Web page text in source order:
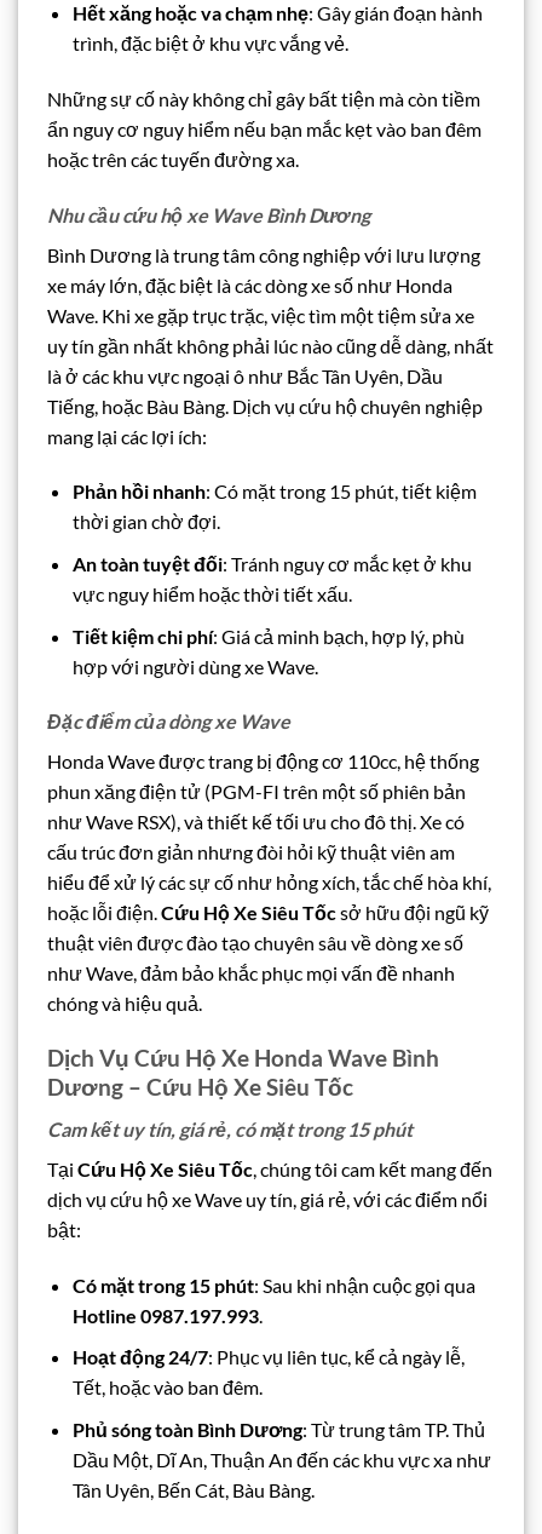
Hết xăng hoặc va chạm nhẹ: Gây gián đoạn hành
trình, đặc biệt ở khu vực vắng vẻ.
Những sự cố này không chỉ gây bất tiện mà còn tiềm
ẩn nguy cơ nguy hiểm nếu bạn mắc kẹt vào ban đêm
hoặc trên các tuyến đường xa.
Nhu cầu cứu hộ xe Wave Bình Dương
Bình Dương là trung tâm công nghiệp với lưu lượng
xe máy lớn, đặc biệt là các dòng xe số như Honda
Wave. Khi xe gặp trục trặc, việc tìm một tiệm sửa xe
uy tín gần nhất không phải lúc nào cũng dễ dàng, nhất
là ở các khu vực ngoại ô như Bắc Tân Uyên, Dầu
Tiếng, hoặc Bàu Bàng. Dịch vụ cứu hộ chuyên nghiệp
mang lại các lợi ích:
Phản hồi nhanh: Có mặt trong 15 phút, tiết kiệm
thời gian chờ đợi.
An toàn tuyệt đối: Tránh nguy cơ mắc kẹt ở khu
vực nguy hiểm hoặc thời tiết xấu.
Tiết kiệm chi phí: Giá cả minh bạch, hợp lý, phù
hợp với người dùng xe Wave.
Đặc điểm của dòng xe Wave
Honda Wave được trang bị động cơ 110cc, hệ thống
phun xăng điện tử (PGM-FI trên một số phiên bản
như Wave RSX), và thiết kế tối ưu cho đô thị. Xe có
cấu trúc đơn giản nhưng đòi hỏi kỹ thuật viên am
hiểu để xử lý các sự cố như hỏng xích, tắc chế hòa khí,
hoặc lỗi điện.Cứu Hộ Xe Siêu Tốcsở hữu đội ngũ kỹ
thuật viên được đào tạo chuyên sâu về dòng xe số
như Wave, đảm bảo khắc phục mọi vấn đề nhanh
chóng và hiệu quả.
Dịch Vụ Cứu Hộ Xe Honda Wave Bình
Dương – Cứu Hộ Xe Siêu Tốc
Cam kết uy tín, giá rẻ, có mặt trong 15 phút
Tại Cứu Hộ Xe Siêu Tốc , chúng tôi cam kết mang đến
dịch vụ cứu hộ xe Wave uy tín, giá rẻ, với các điểm nổi
bật:
Có mặt trong 15 phút: Sau khi nhận cuộc gọi qua
Hotline 0987.197.993.
Hoạt động 24/7: Phục vụ liên tục, kể cả ngày lễ,
Tết, hoặc vào ban đêm.
Phủ sóng toàn Bình Dương: Từ trung tâm TP. Thủ
Dầu Một, Dĩ An, Thuận An đến các khu vực xa như
Tân Uyên, Bến Cát, Bàu Bàng.